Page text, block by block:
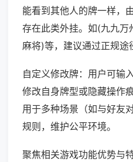
能看到其他人的牌一样，
存在此类外挂。如(九九万
麻将)等，建议通过正规途
自定义修改牌：用户可输
修改自身牌型或隐藏操作
用于多种场景（如与好友
规则，维护公平环境。
聚焦相关游戏功能优势与特